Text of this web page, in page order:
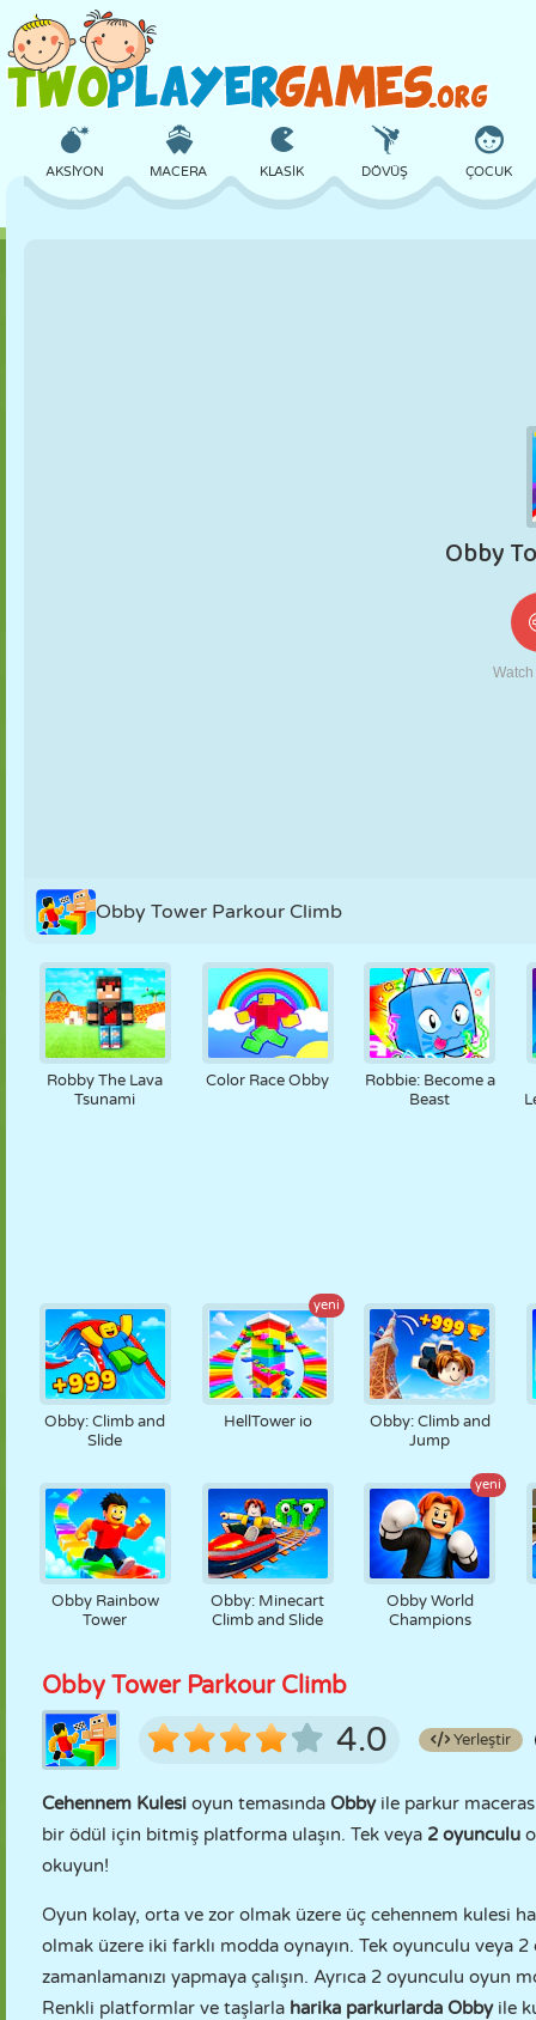
AKSIYON MACERA KLASIK DÖVÜŞ ÇOCUK
ROBOT
Obby Tower Parkour Climb
Robby The Lava
Tsunami
Color Race Obby
Robbie: Become a
Beast
Obby: Climb and
Slide
yeni
HellTower io
Obby: Climb and
Jump
Obby Rainbow
Tower
Obby: Minecart
Climb and Slide
yeni
Obby World
Champions
Obby Tower Parkour Climb
4.0 Yerleştir
Cehennem Kulesi oyun temasında Obbyile parkur
bir ödül için bitmiş platforma ulaşın. Tek veya 2 oyunculu
okuyun!
Oyun kolay, orta ve zor olmak üzere üç cehennem kulesi
olmak üzere iki farklı modda oynayın. Tek oyunculu
zamanlamanızı yapmaya çalışın. Ayrıca 2 oyunculu oyun
Renkli platformlar ve taşlarla harika parkurlarda Obbyile